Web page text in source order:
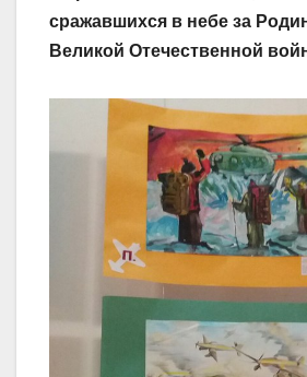
сражавшихся в небе за
Великой Отечественной